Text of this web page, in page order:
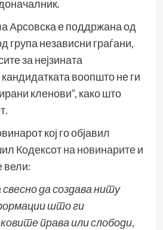
Арсовска е поддржана од
независни граѓани,
за нејзината
воопшто не ги
кленови“, како што
кој го објавил
Кодексот на новинаритеи
вели:
да создава ниту
што ги
права или слободи,